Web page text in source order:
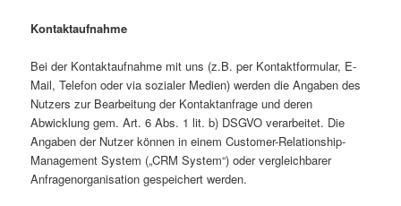
Kontaktaufnahme
Bei der Kontaktaufnahme mit uns (z.B. per Kontaktformular, E-
Mail, Telefon oder via sozialer Medien) werden die Angaben des
Nutzers zur Bearbeitung der Kontaktanfrage und deren
Abwicklung gem. Art. 6 Abs. 1 lit. b) DSGVO verarbeitet. Die
Angaben der Nutzer können in einem Customer-Relationship-
Management System („CRM System“) oder vergleichbarer
Anfragenorganisation gespeichert werden.